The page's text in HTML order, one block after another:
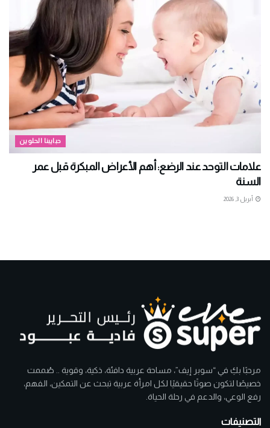
حبايبنا الحلوين
علامات التوحد عند الرضع: أهم الأعراض المبكرة قبل عمر
السنة
أبريل 3, 2026
مرحبًا بكِ في “سوبر إيف”، مساحة عربية دافئة، ذكية، وقوية .. صُممت
خصيصًا لتكون صوتًا حقيقيًا لكل امرأة عربية تبحث عن التمكين، الفهم،
رفع الوعي، والدعم في رحلة الحياة.
التصنيفات